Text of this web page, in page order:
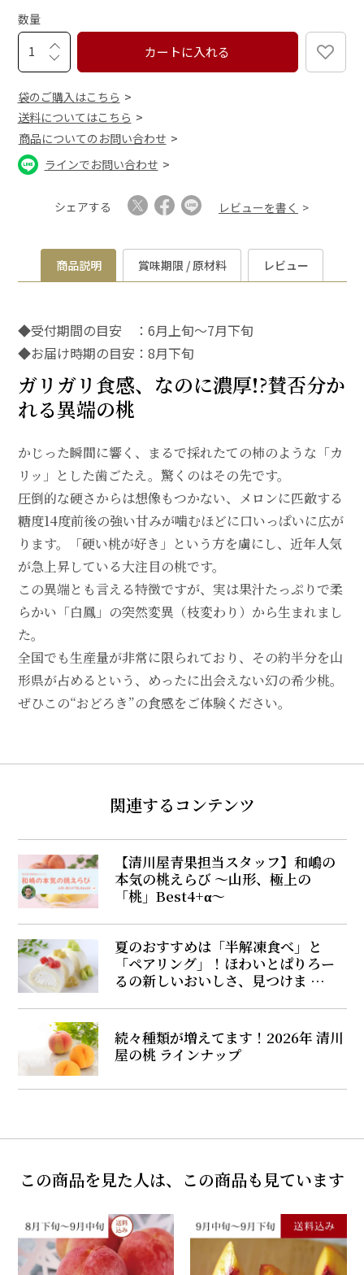
数量
カートに入れる
袋のご購入はこちら
送料についてはこちら
商品についてのお問い合わせ
ラインでお問い合わせ
シェアする レビューを書く
商品説明 賞味期限 / 原材料 レビュー
◆受付期間の目安 ：6月上旬～7月下旬
◆お届け時期の目安：8月下旬
ガリガリ食感、なのに濃厚!?賛否分か
れる異端の桃
かじった瞬間に響く、まるで採れたての柿のような「カ
リッ」とした歯ごたえ。驚くのはその先です。
圧倒的な硬さからは想像もつかない、メロンに匹敵する
糖度14度前後の強い甘みが噛むほどに口いっぱいに広が
ります。「硬い桃が好き」という方を虜にし、近年人気
が急上昇している大注目の桃です。
この異端とも言える特徴ですが、実は果汁たっぷりで柔
らかい「白鳳」の突然変異（枝変わり）から生まれまし
た。
全国でも生産量が非常に限られており、その約半分を山
形県が占めるという、めったに出会えない幻の希少桃。
ぜひこの“おどろき”の食感をご体験ください。
関連するコンテンツ
【清川屋青果担当スタッフ】和嶋の
本気の桃えらび ～山形、極上の
「桃」Best4+α～
夏のおすすめは「半解凍食べ」と
「ペアリング」！ほわいとぱりろー
るの新しいおいしさ、見つけま …
続々種類が増えてます！2026年 清川
屋の桃 ラインナップ
この商品を見た人は、この商品も見ています